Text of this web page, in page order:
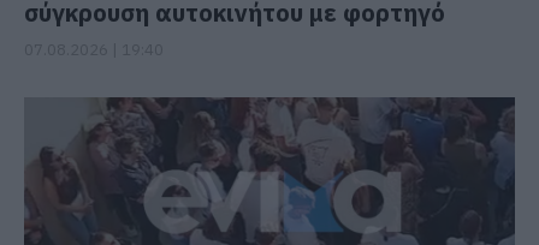
σύγκρουση αυτοκινήτου με φορτηγό